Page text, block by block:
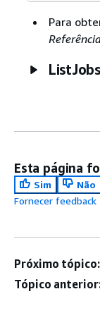
Para
ListJobs
Esta página
Sim
Não
Fornecer feedback
Próximo tópico:
Tópico